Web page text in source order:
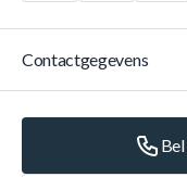
Contactgegevens